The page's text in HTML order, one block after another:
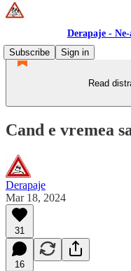
Derapaje -
Subscribe
Sign in
Read
Cand e vremea
Derapaje
Mar 18, 2024
31
16